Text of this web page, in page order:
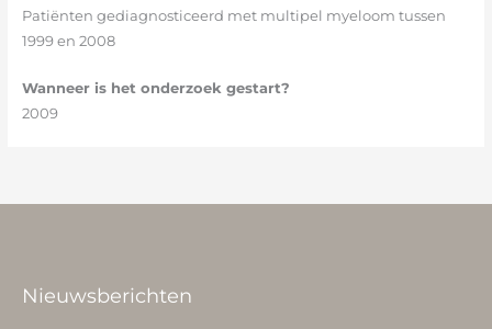
Patiënten gediagnosticeerd met multipel myeloom tussen
1999 en 2008
Wanneer is het onderzoek gestart?
2009
Nieuwsberichten